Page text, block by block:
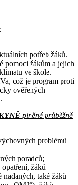
potřeb žáků.
pomoci žákům a jejich
ve škole.
což je program proti
ověřených
plněné průběžně
problémů
poradců;
žáků
nadaných, také žáků